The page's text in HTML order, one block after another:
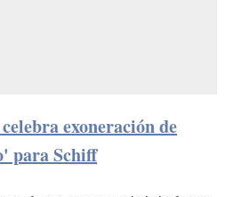
exoneración de
para Schiff